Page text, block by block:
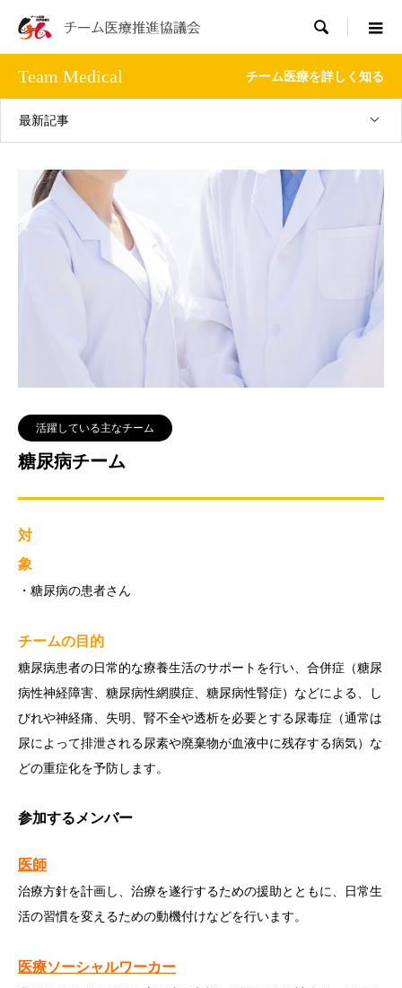

Team Medical チーム医療を詳しく知る
最新記事
活躍している主なチーム
糖尿病チーム
対
象
・糖尿病の患者さん
チームの目的
糖尿病患者の日常的な療養生活のサポートを行い、合併症（糖尿
病性神経障害、糖尿病性網膜症、糖尿病性腎症）などによる、し
びれや神経痛、失明、腎不全や透析を必要とする尿毒症（通常は
尿によって排泄される尿素や廃棄物が血液中に残存する病気）な
どの重症化を予防します。
参加するメンバー
医師
治療方針を計画し、治療を遂行するための援助とともに、日常生
活の習慣を変えるための動機付けなどを行います。
医療ソーシャルワーカー